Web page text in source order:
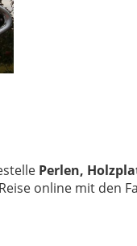
Perlen,
online mit den